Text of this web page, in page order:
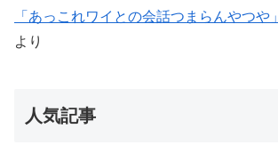
「あっこれワイとの会話つまらんやつや」
より
人気記事